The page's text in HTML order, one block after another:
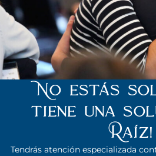
No estás
tiene una
Raíz!
Tendrás atención especializada